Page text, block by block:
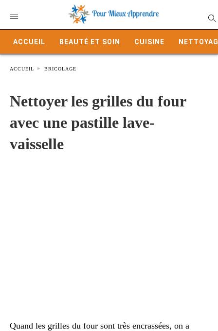
ACCUEIL BEAUTÉ ET SOIN CUISINE
ACCUEIL BRICOLAGE
Nettoyer les grilles du four
avec une pastille lave-
vaisselle
Quand les grilles du four sont très encrassées, on a